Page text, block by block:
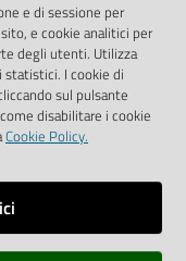
e di sessione per
e cookie analitici per
degli utenti. Utilizza
I cookie di
sul pulsante
disabilitare i cookie
Cookie Policy.